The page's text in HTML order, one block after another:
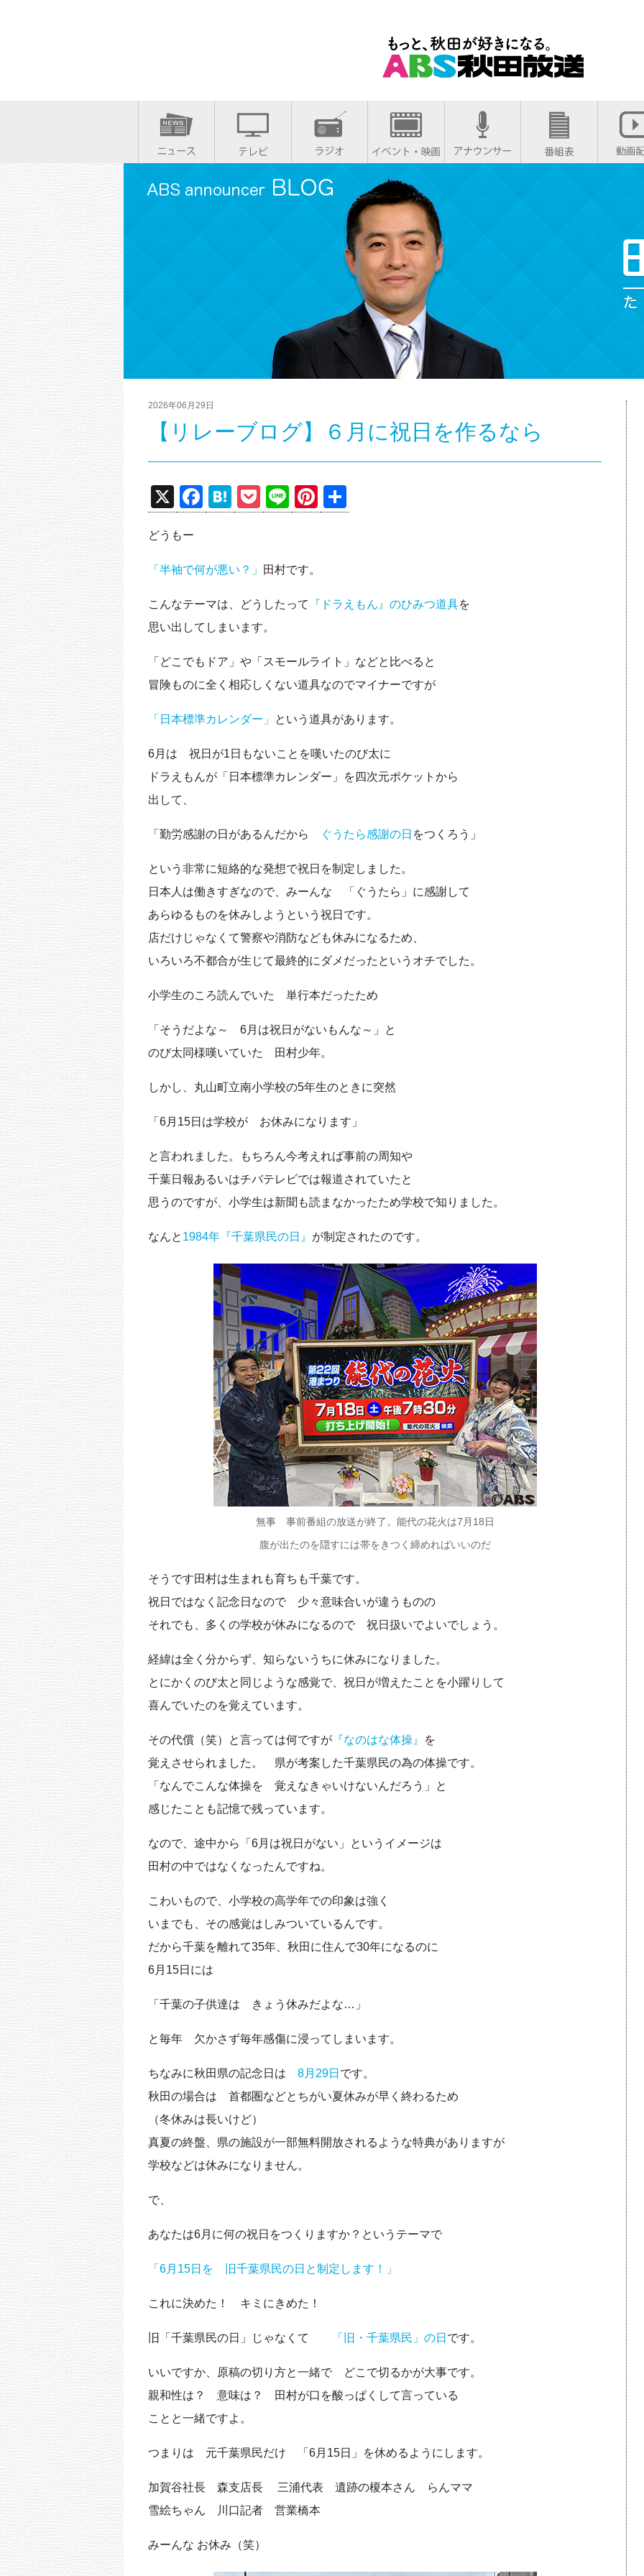
2026年06月29日
【リレーブログ】６月に祝日を作るなら
X
F
a
e
o
o
k
H
at
n
P
o
et
Li
n
Pi
nt 有
どうもー
「半袖で何が悪い？」 田村です。
こんなテーマは、どうしたって 『ドラえもん』のひみつ道具を
思い出してしまいます。
「どこでもドア」や「スモールライト」などと比べると
冒険ものに全く相応しくない道具なのでマイナーですが
「日本標準カレンダー」 という道具があります。
6月は 祝日が1日もないことを嘆いたのび太に
ドラえもんが「日本標準カレンダー」を四次元ポケットから
出して、
「勤労感謝の日があるんだから ぐうたら感謝の日 をつくろう」
という非常に短絡的な発想で祝日を制定しました。
日本人は働きすぎなので、みーんな 「ぐうたら」に感謝して
あらゆるものを休みしようという祝日です。
店だけじゃなくて警察や消防なども休みになるため、
いろいろ不都合が生じて最終的にダメだったというオチでした。
小学生のころ読んでいた 単行本だったため
「そうだよな～ 6月は祝日がないもんな～」と
のび太同様嘆いていた 田村少年。
しかし、丸山町立南小学校の5年生のときに突然
「6月15日は学校が お休みになります」
と言われました。もちろん今考えれば事前の周知や
千葉日報あるいはチバテレビでは報道されていたと
思うのですが、小学生は新聞も読まなかったため学校で知りました。
なんと 1984年『千葉県民の日』 が制定されたのです。
無事 事前番組の放送が終了。能代の花火は7月18日
腹が出たのを隠すには帯をきつく締めればいいのだ
そうです田村は生まれも育ちも千葉です。
祝日ではなく記念日なので 少々意味合いが違うものの
それでも、多くの学校が休みになるので 祝日扱いでよいでしょう。
経緯は全く分からず、知らないうちに休みになりました。
とにかくのび太と同じような感覚で、祝日が増えたことを小躍りして
喜んでいたのを覚えています。
その代償（笑）と言っては何ですが 『なのはな体操』
を
覚えさせられました。 県が考案した千葉県民の為の体操です。
「なんでこんな体操を 覚えなきゃいけないんだろう」と
感じたことも記憶で残っています。
なので、途中から「6月は祝日がない」というイメージは
田村の中ではなくなったんですね。
こわいもので、小学校の高学年での印象は強く
いまでも、その感覚はしみついているんです。
だから千葉を離れて35年、秋田に住んで30年になるのに
6月15日には
「千葉の子供達は きょう休みだよな…」
と毎年 欠かさず毎年感傷に浸ってしまいます。
ちなみに秋田県の記念日は 8月29日 です。
秋田の場合は 首都圏などとちがい夏休みが早く終わるため
（冬休みは長いけど）
真夏の終盤、県の施設が一部無料開放されるような特典がありますが
学校などは休みになりません。
で、
あなたは6月に何の祝日をつくりますか？というテーマで
「6月15日を 旧千葉県民の日と制定します！」
これに決めた！ キミにきめた！
旧「千葉県民の日」じゃなくて 「旧・千葉県民」の日 です。
いいですか、原稿の切り方と一緒で どこで切るかが大事です。
親和性は？ 意味は？ 田村が口を酸っぱくして言っている
ことと一緒ですよ。
つまりは 元千葉県民だけ 「6月15日」を休めるようにします。
加賀谷社長 森支店長 三浦代表 遺跡の榎本さん らんママ
雪絵ちゃん 川口記者 営業橋本
みーんな お休み（笑）